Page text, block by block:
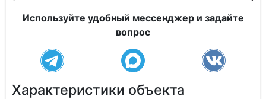
Используйте удобный мессенджер и задайте
вопрос
Характеристики объекта